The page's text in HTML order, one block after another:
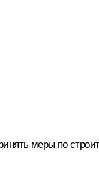
меры по